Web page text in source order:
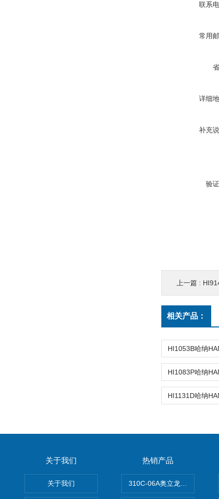
联系
常用
详细
补充
验
上一篇 :
相关产品：
关于我们
关于我们
热销产品
310C-06A奥立龙实验室台式